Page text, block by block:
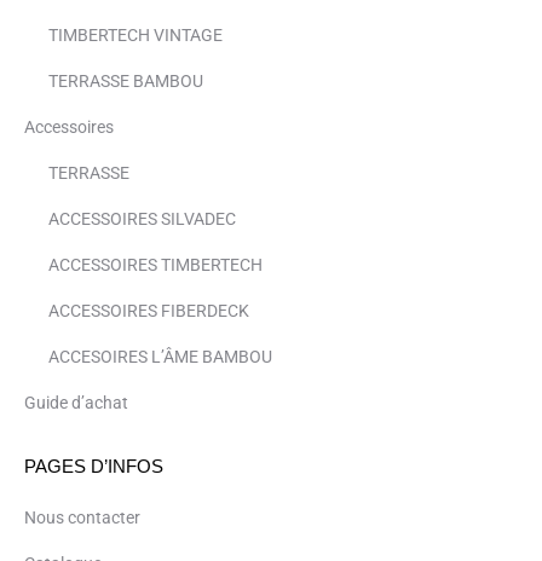
TIMBERTECH VINTAGE
TERRASSE BAMBOU
Accessoires
TERRASSE
ACCESSOIRES SILVADEC
ACCESSOIRES TIMBERTECH
ACCESSOIRES FIBERDECK
ACCESOIRES L’ÂME BAMBOU
Guide d’achat
PAGES D’INFOS
Nous contacter